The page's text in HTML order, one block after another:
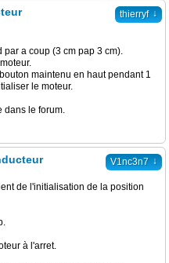
thierryf ↓
par a coup (3 cm pap 3 cm).
maintenu en haut pendant 1
le moteur.
dans le forum.
V1nc3n7 ↓
de l'initialisation de la position
à l'arret.